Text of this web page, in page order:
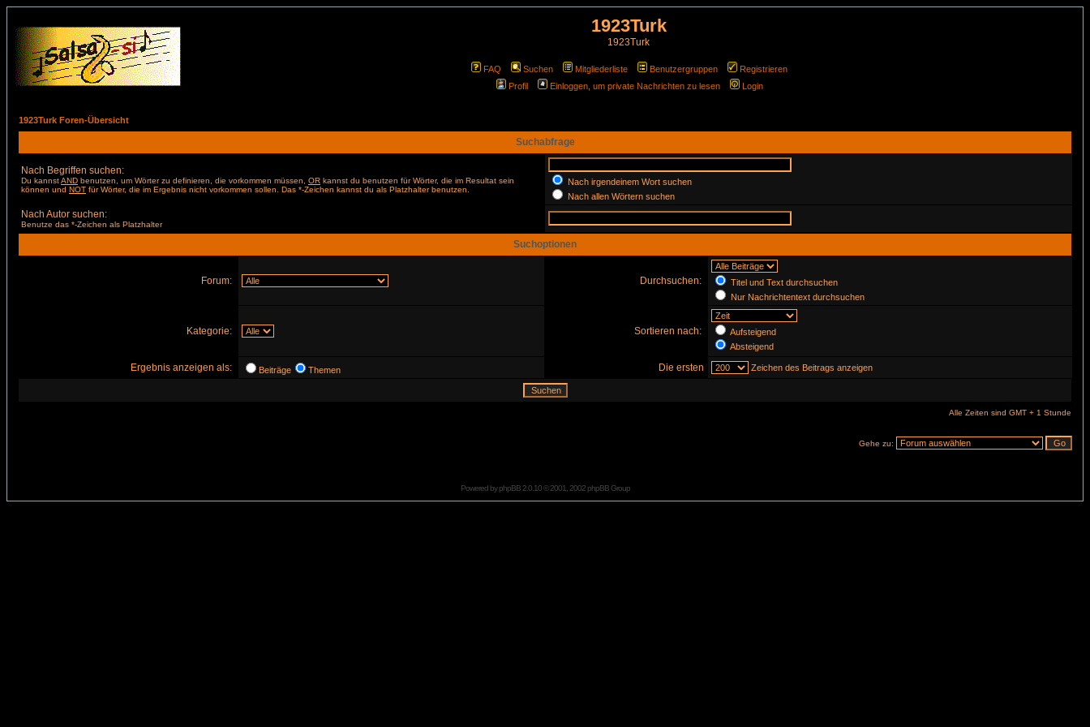
1923Turk
1923Turk
FAQ Suchen Mitgliederliste Benutzergruppen
Registrieren
Profil
Einloggen, um private Nachrichten zu lesen Login
1923Turk Foren-Übersicht
Suchabfrage
Nach Begriffen suchen:
Du kannstAND benutzen, um Wörter zu definieren, die vorkommen müssen, OR kannst du benutzen für Wörter, die im Resultat sein
können und NOT für Wörter, die im Ergebnis nicht vorkommen sollen. Das *-Zeichen kannst du als Platzhalter benutzen.
Nach irgendeinem Wort suchen
Nach allen Wörtern suchen
Nach Autor suchen:
Benutze das *-Zeichen als Platzhalter
Suchoptionen
Forum: Durchsuchen:
Titel und Text durchsuchen
Nur Nachrichtentext durchsuchen
Kategorie: Sortieren nach:
Aufsteigend
Absteigend
Ergebnis anzeigen als: Beiträge Themen Die ersten Zeichen des Beitrags anzeigen
Alle Zeiten sind GMT + 1 Stunde
Gehe zu:
Powered byphpBB2.0.10 © 2001, 2002 phpBB Group